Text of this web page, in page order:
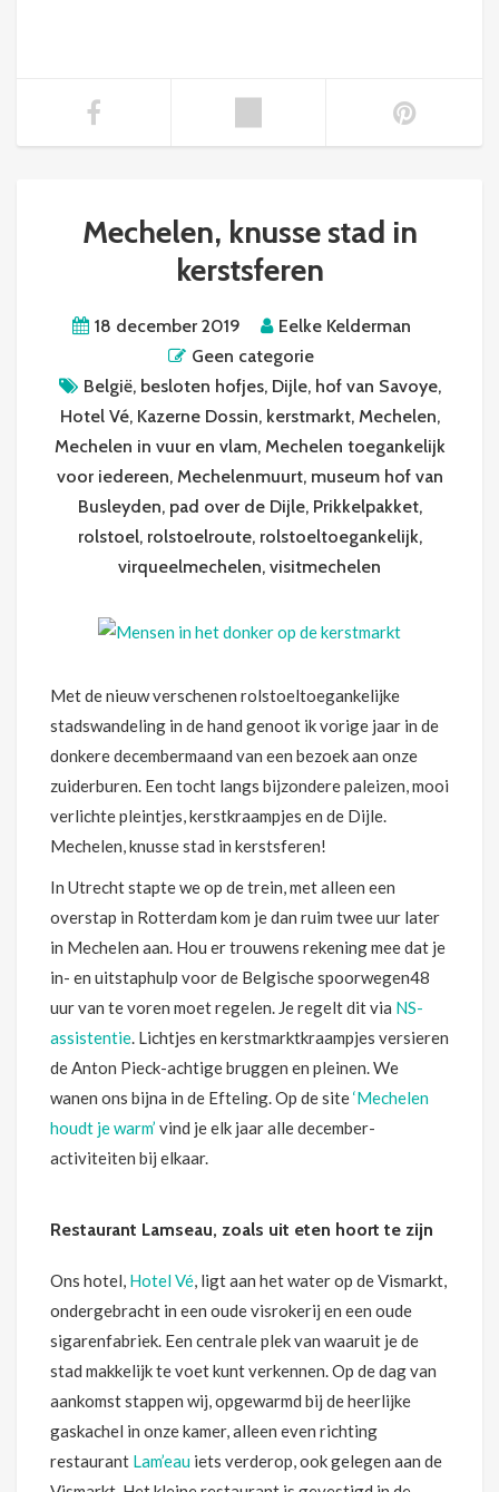
Mechelen, knusse stad in
kerstsferen
18 december 2019
Eelke Kelderman
Geen categorie
België, besloten hofjes, Dijle, hof van Savoye,
Hotel Vé, Kazerne Dossin, kerstmarkt, Mechelen,
Mechelen in vuur en vlam, Mechelen toegankelijk
voor iedereen, Mechelenmuurt, museum hof van
Busleyden, pad over de Dijle, Prikkelpakket,
rolstoel, rolstoelroute, rolstoeltoegankelijk,
virqueelmechelen, visitmechelen
Met de nieuw verschenen rolstoeltoegankelijke
stadswandeling in de hand genoot ik vorige jaar in de
donkere decembermaand van een bezoek aan onze
zuiderburen. Een tocht langs bijzondere paleizen, mooi
verlichte pleintjes, kerstkraampjes en de Dijle.
Mechelen, knusse stad in kerstsferen!
In Utrecht stapte we op de trein, met alleen een
overstap in Rotterdam kom je dan ruim twee uur later
in Mechelen aan. Hou er trouwens rekening mee dat je
in- en uitstaphulp voor de Belgische spoorwegen48
uur van te voren moet regelen. Je regelt dit via NS-
assistentie. Lichtjes en kerstmarktkraampjes versieren
de Anton Pieck-achtige bruggen en pleinen. We
wanen ons bijna in de Efteling. Op de site‘Mechelen
houdt je warm’ vind je elk jaar alle december-
activiteiten bij elkaar.
Restaurant Lamseau, zoals uit eten hoort te zijn
Ons hotel, Hotel Vé, ligt aan het water op de Vismarkt,
ondergebracht in een oude visrokerij en een oude
sigarenfabriek. Een centrale plek van waaruit je de
stad makkelijk te voet kunt verkennen. Op de dag van
aankomst stappen wij, opgewarmd bij de heerlijke
gaskachel in onze kamer, alleen even richting
restaurant Lam’eau iets verderop, ook gelegen aan de